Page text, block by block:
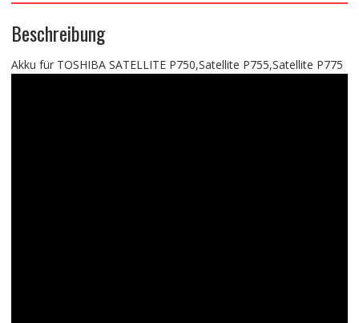
Beschreibung
Akku für TOSHIBA SATELLITE P750,Satellite P755,Satellite P775